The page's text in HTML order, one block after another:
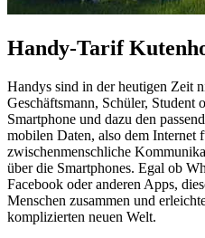
Handy-Tarif
Handys sind in der heutigen Zeit
Geschäftsmann, Schüler, Student
Smartphone und dazu den
mobilen Daten, also dem Internet
zwischenmenschliche
über die Smartphones. Egal ob
Facebook oder anderen Apps,
Menschen zusammen und
komplizierten neuen Welt.